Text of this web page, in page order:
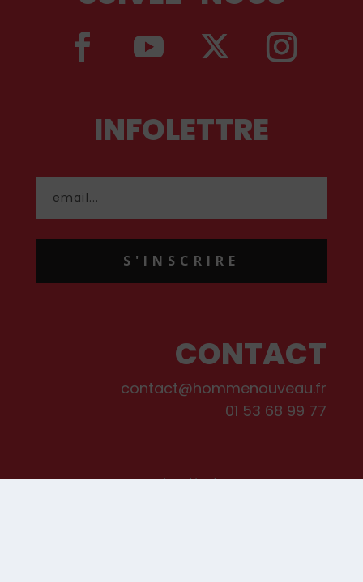
INFOLETTRE
S'INSCRIRE
CONTACT
contact@hommenouveau.fr
01 53 68 99 77
Mentions légales